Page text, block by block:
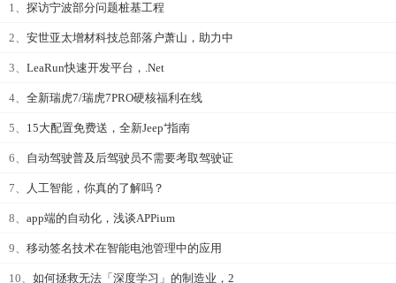
1、 探访宁波部分问题桩基工程
2、 安世亚太增材科技总部落户萧山，助力中
3、 LeaRun快速开发平台，.Net
4、 全新瑞虎7/瑞虎7PRO硬核福利在线
5、 15大配置免费送，全新Jeep⁺指南
6、 自动驾驶普及后驾驶员不需要考取驾驶证
7、 人工智能，你真的了解吗？
8、 app端的自动化，浅谈APPium
9、 移动签名技术在智能电池管理中的应用
10、 如何拯救无法「深度学习」的制造业，2